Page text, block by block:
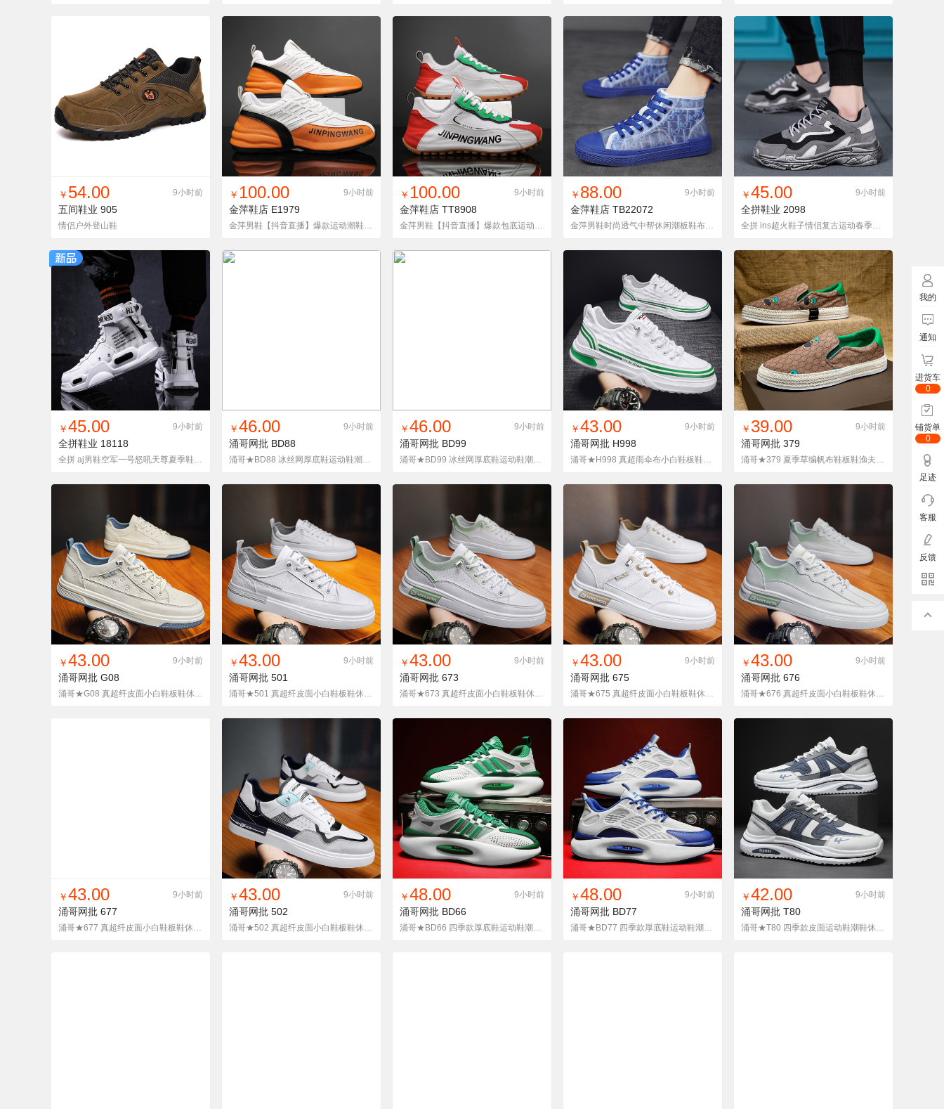
找同款 加入铺货单 收藏
￥ 54.00 9小时前
五间鞋业 905
情侣户外登山鞋
找同款 加入铺货单 收藏
￥ 100.00 9小时前
金萍鞋店 E1979
金萍男鞋【抖音直播】爆款运动潮鞋E1979-P100
找同款 加入铺货单 收藏
￥ 100.00 9小时前
金萍鞋店 TT8908
金萍男鞋【抖音直播】爆款包底运动休闲潮鞋TT8908
找同款 加入铺货单 收藏
￥ 88.00 9小时前
金萍鞋店 TB22072
金萍男鞋时尚透气中帮休闲潮板鞋布鞋TB22072-P88
找同款 加入铺货单 收藏
￥45.00 9小时前
全拼鞋业 2098
全拼 ins超火鞋子情侣复古运动春季新款韩版潮流增高透气
找同款 加入铺货单 收藏
￥45.00 9小时前
全拼鞋业 18118
全拼 aj男鞋空军一号怒吼天尊夏季鞋子男女韩版高帮运动
找同款 加入铺货单 收藏
￥46.00 9小时前
涌哥网批 BD88
涌哥★BD88 冰丝网厚底鞋运动鞋潮鞋老爹鞋休闲鞋韩版走秀款
找同款 加入铺货单 收藏
￥46.00 9小时前
涌哥网批 BD99
涌哥★BD99 冰丝网厚底鞋运动鞋潮鞋老爹鞋休闲鞋韩版走秀款
找同款 加入铺货单 收藏
￥43.00 9小时前
涌哥网批 H998
涌哥★H998 真超雨伞布小白鞋板鞋休闲学生单鞋韩版潮鞋男鞋
找同款 加入铺货单 收藏
￥ 39.00 9小时前
涌哥网批 379
涌哥★379 夏季草编帆布鞋板鞋渔夫鞋懒人鞋一脚蹬布鞋潮男鞋
找同款 加入铺货单 收藏
￥43.00 9小时前
涌哥网批 G08
涌哥★G08 真超纤皮面小白鞋板鞋休闲学生单鞋韩版潮鞋男四季
找同款 加入铺货单 收藏
￥43.00 9小时前
涌哥网批 501
涌哥★501 真超纤皮面小白鞋板鞋休闲学生单鞋韩版潮鞋男四季
找同款 加入铺货单 收藏
￥43.00 9小时前
涌哥网批 673
涌哥★673 真超纤皮面小白鞋板鞋休闲学生单鞋韩版潮鞋男四季
找同款 加入铺货单 收藏
￥43.00 9小时前
涌哥网批 675
涌哥★675 真超纤皮面小白鞋板鞋休闲学生单鞋韩版潮鞋男四季
找同款 加入铺货单 收藏
￥43.00 9小时前
涌哥网批 676
涌哥★676 真超纤皮面小白鞋板鞋休闲学生单鞋韩版潮鞋男四季
找同款 加入铺货单 收藏
￥43.00 9小时前
涌哥网批 677
涌哥★677 真超纤皮面小白鞋板鞋休闲学生单鞋韩版潮鞋男四季
找同款 加入铺货单 收藏
￥43.00 9小时前
涌哥网批 502
涌哥★502 真超纤皮面小白鞋板鞋休闲学生单鞋韩版潮鞋男四季
找同款 加入铺货单 收藏
￥48.00 9小时前
涌哥网批 BD66
涌哥★BD66 四季款厚底鞋运动鞋潮鞋老爹鞋休闲鞋韩版走秀款
找同款 加入铺货单 收藏
￥48.00 9小时前
涌哥网批 BD77
涌哥★BD77 四季款厚底鞋运动鞋潮鞋老爹鞋休闲鞋韩版走秀款
找同款 加入铺货单 收藏
￥42.00 9小时前
涌哥网批 T80
涌哥★T80 四季款皮面运动鞋潮鞋休闲鞋老爹鞋韩版学生男鞋
我的
通知
进货车
0
铺货单
0
足迹
客服
反馈